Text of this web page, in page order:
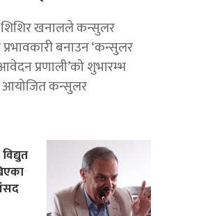
शिशिर खनालले कन्सुलर
बनाउन ‘कन्सुलर
प्रणाली’को शुभारम्भ
आयोजित कन्सुलर